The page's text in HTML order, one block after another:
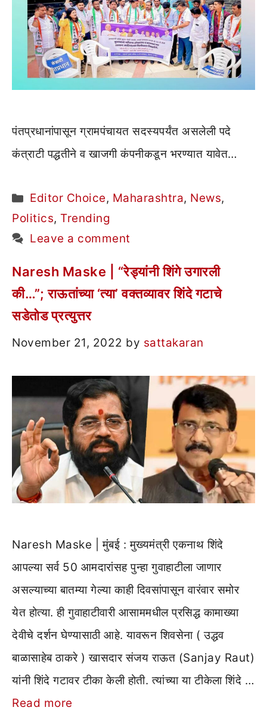
पंतप्रधानांपासून ग्रामपंचायत सदस्यपर्यंत असलेली पदे
कंत्राटी पद्धतीने व खाजगी कंपनीकडून भरण्यात यावेत…
Categories
Editor Choice, Maharashtra, News,
Politics, Trending
Leave a comment
Naresh Maske | “रेड्यांनी शिंगे उगारली
की…”; राऊतांच्या ‘त्या’ वक्तव्यावर शिंदे गटाचे
सडेतोड प्रत्युत्तर
November 21, 2022 by sattakaran
Naresh Maske | मुंबई : मुख्यमंत्री एकनाथ शिंदे
आपल्या सर्व 50 आमदारांसह पुन्हा गुवाहाटीला जाणार
असल्याच्या बातम्या गेल्या काही दिवसांपासून वारंवार समोर
येत होत्या. ही गुवाहाटीवारी आसाममधील प्रसिद्ध कामाख्या
देवीचे दर्शन घेण्यासाठी आहे. यावरून शिवसेना ( उद्धव
बाळासाहेब ठाकरे ) खासदार संजय राऊत (Sanjay Raut)
यांनी शिंदे गटावर टीका केली होती. त्यांच्या या टीकेला शिंदे …
Read more